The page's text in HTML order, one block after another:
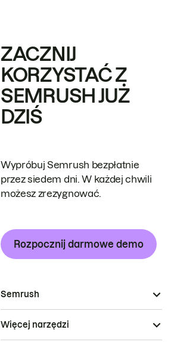
ZACZNIJ
KORZYSTAĆ Z
SEMRUSH JUŻ
DZIŚ
Wypróbuj Semrush bezpłatnie
przez siedem dni. W każdej chwili
możesz zrezygnować.
Rozpocznij darmowe demo
Semrush
Więcej narzędzi